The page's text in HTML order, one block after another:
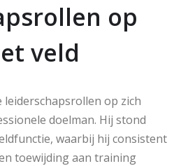
op
veld
leiderschapsrollen op zich
doelman. Hij stond
waarbij hij consistent
toewijding aan training